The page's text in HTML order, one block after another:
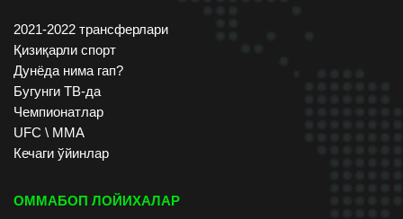
2021-2022 трансферлари
Қизиқарли спорт
Дунёда нима гап?
Бугунги ТВ-да
Чемпионатлар
UFC \ ММА
Кечаги ўйинлар
ОММАБОП ЛОЙИХАЛАР